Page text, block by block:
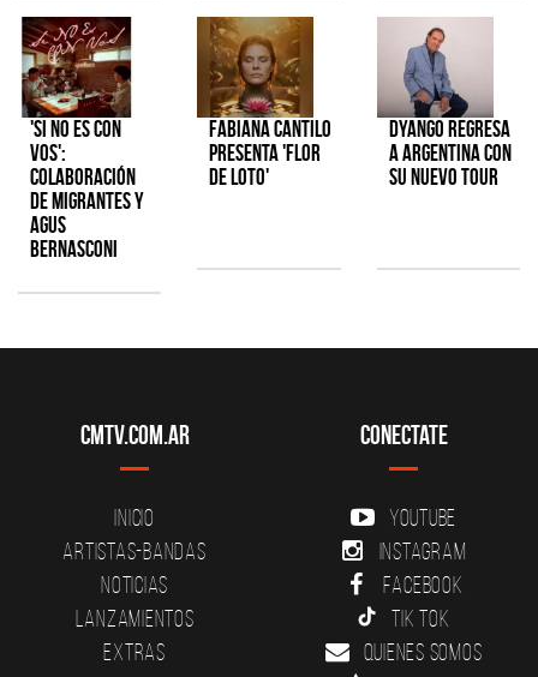
'Si No Es Con
Vos':
colaboración
de Migrantes y
Agus
Bernasconi
Fabiana Cantilo
presenta 'Flor
de Loto'
Dyango regresa
a Argentina con
su nuevo tour
CMTV.com.ar
Inicio
Artistas-Bandas
Noticias
Lanzamientos
Extras
Conectate
YouTube
Instagram
Facebook
Tik Tok
Quienes somos